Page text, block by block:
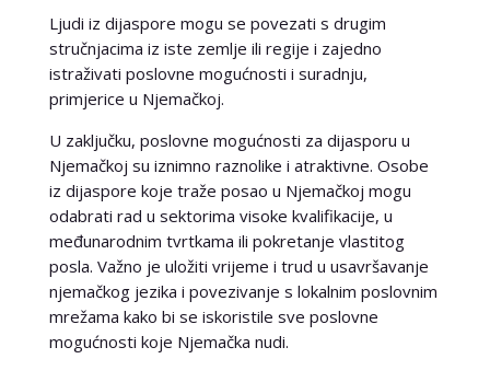
Ljudi iz dijaspore mogu se povezati s drugim
stručnjacima iz iste zemlje ili regije i zajedno
istraživati poslovne mogućnosti i suradnju,
primjerice u Njemačkoj.
U zaključku, poslovne mogućnosti za dijasporu u
Njemačkoj su iznimno raznolike i atraktivne. Osobe
iz dijaspore koje traže posao u Njemačkoj mogu
odabrati rad u sektorima visoke kvalifikacije, u
međunarodnim tvrtkama ili pokretanje vlastitog
posla. Važno je uložiti vrijeme i trud u usavršavanje
njemačkog jezika i povezivanje s lokalnim poslovnim
mrežama kako bi se iskoristile sve poslovne
mogućnosti koje Njemačka nudi.